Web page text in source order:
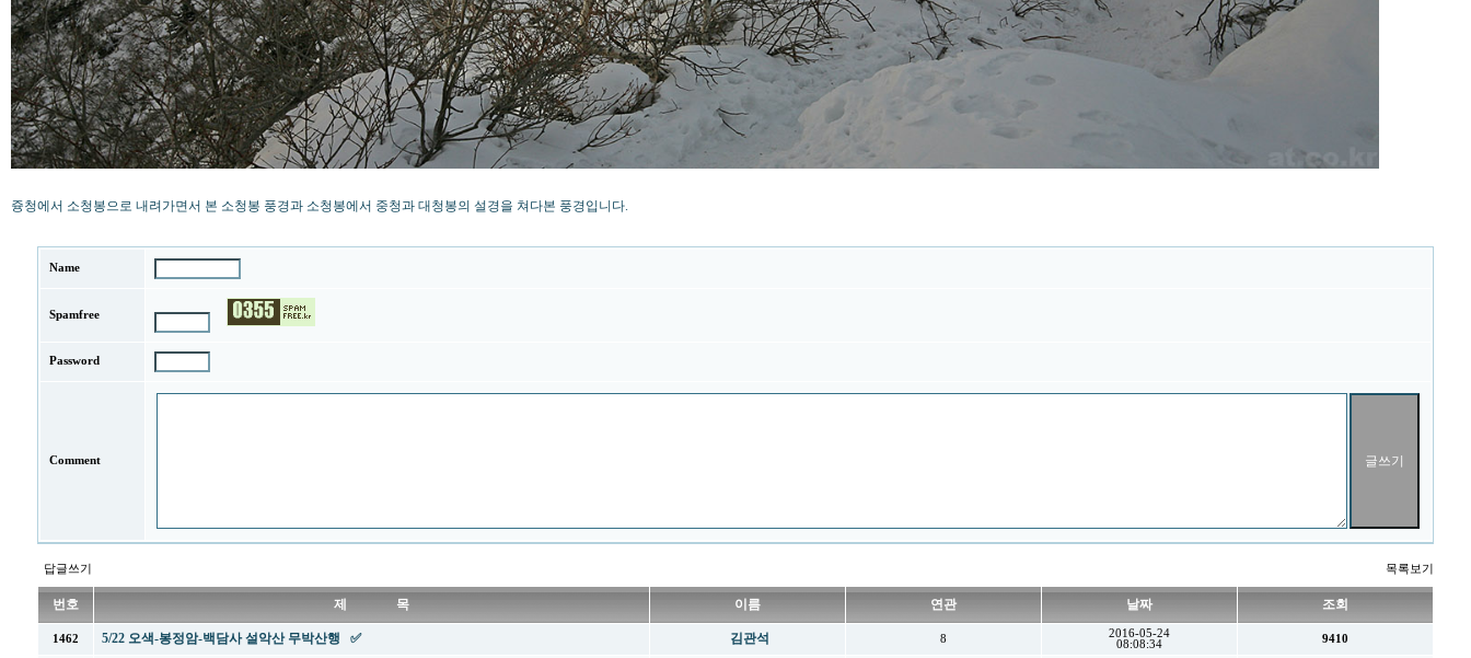
즁청에서 소청봉으로 내려가면서 본 소청봉 풍경과 소청봉에서 중청과 대청봉의 설경을 쳐다본 풍경입니다.
Name
Spamfree
Password
Comment
답글쓰기 목록보기
번호 제 목 이름 연관 날짜 조회
1462 5/22 오색-봉정암-백담사 설악산 무박산행 ✅ 김관석 8
2016-05-24
08:08:34
9410